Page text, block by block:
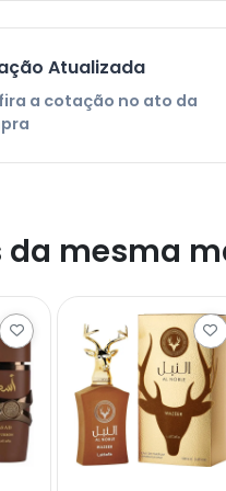
Atualizada
a cotação no ato da
da mesma